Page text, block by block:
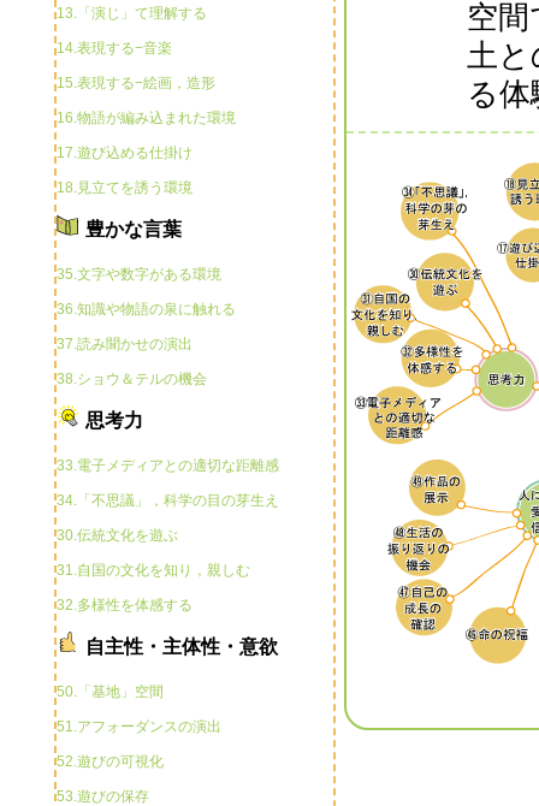
13.「演じ」て理解する
14.表現する−音楽
15.表現する−絵画，造形
16.物語が編み込まれた環境
17.遊び込める仕掛け
18.見立てを誘う環境
豊かな言葉
35.文字や数字がある環境
36.知識や物語の泉に触れる
37.読み聞かせの演出
38.ショウ＆テルの機会
思考力
33.電子メディアとの適切な距離感
34.「不思議」，科学の目の芽生え
30.伝統文化を遊ぶ
31.自国の文化を知り，親しむ
32.多様性を体感する
自主性・主体性・意欲
50.「基地」空間
51.アフォーダンスの演出
52.遊びの可視化
53.遊びの保存
空
土
る